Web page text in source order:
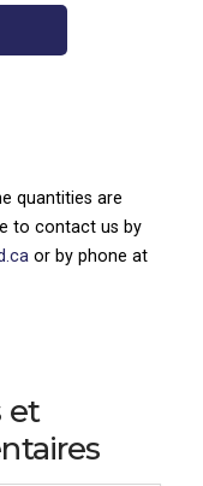
quantities are
to contact us by
or by phone at
et